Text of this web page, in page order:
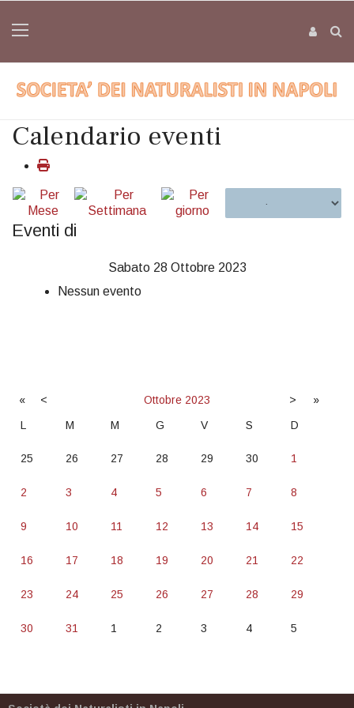
Calendario eventi
Eventi di
Sabato 28 Ottobre 2023
Nessun evento
« < Ottobre 2023 >
»
L
M M G V S D
25 26 27 28 29 30 1
2 3 4 5 6 7 8
9 10 11 12 13 14 15
16 17 18 19 20 21 22
23 24 25 26 27 28 29
30 31 1 2 3 4 5